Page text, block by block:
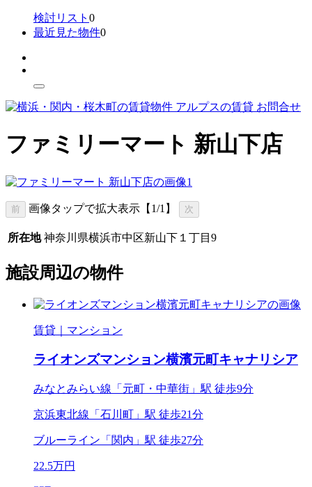
検討リスト 0
最近見た物件0
お問合せ
ファミリーマート 新山下店
前 画像タップで拡大表示【 1/1】 次
所在地 神奈川県横浜市中区新山下１丁目9
施設周辺の物件
賃貸｜マンション
ライオンズマンション横濱元町キャナリシア
みなとみらい線「元町・中華街」駅 徒歩9分
京浜東北線「石川町」駅 徒歩21分
ブルーライン「関内」駅 徒歩27分
22.5万円